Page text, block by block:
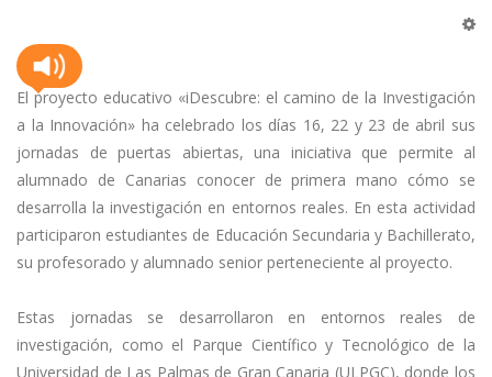
El proyecto educativo «iDescubre: el camino de la Investigación
a la Innovación» ha celebrado los días 16, 22 y 23 de abril sus
jornadas de puertas abiertas, una iniciativa que permite al
alumnado de Canarias conocer de primera mano cómo se
desarrolla la investigación en entornos reales. En esta actividad
participaron estudiantes de Educación Secundaria y Bachillerato,
su profesorado y alumnado senior perteneciente al proyecto.
Estas jornadas se desarrollaron en entornos reales de
investigación, como el Parque Científico y Tecnológico de la
Universidad de Las Palmas de Gran Canaria (ULPGC), donde los